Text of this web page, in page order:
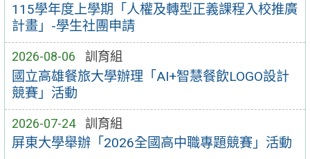
115學年度上學期「人權及轉型正義課程入校推廣
計畫」-學生社團申請
2026-08-06 訓育組
國立高雄餐旅大學辦理「AI+智慧餐飲LOGO設計
競賽」活動
2026-07-24 訓育組
屏東大學舉辦「2026全國高中職專題競賽」活動